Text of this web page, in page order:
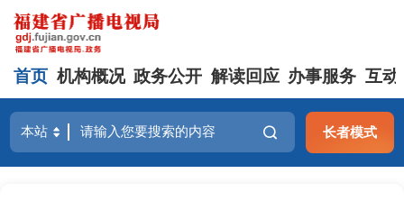
首页 机构概况 政务公开 解读回应 办事服务 互动
长者模式